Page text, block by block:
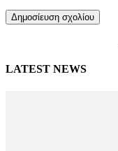
LATEST NEWS